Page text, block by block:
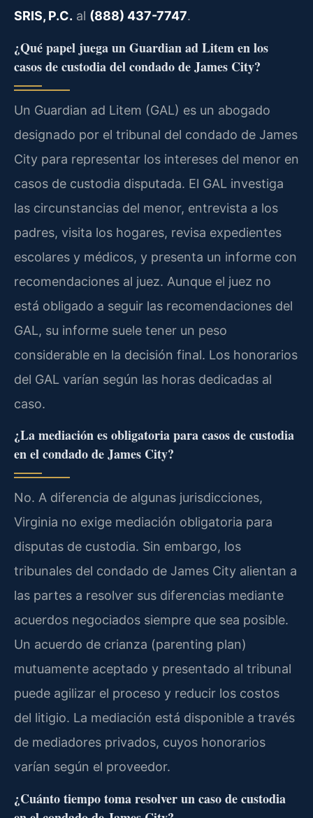
SRIS, P.C. al (888) 437-7747.
¿Qué papel juega un Guardian ad Litem en los
casos de custodia del condado de James City?
Un Guardian ad Litem (GAL) es un abogado
designado por el tribunal del condado de James
City para representar los intereses del menor en
casos de custodia disputada. El GAL investiga
las circunstancias del menor, entrevista a los
padres, visita los hogares, revisa expedientes
escolares y médicos, y presenta un informe con
recomendaciones al juez. Aunque el juez no
está obligado a seguir las recomendaciones del
GAL, su informe suele tener un peso
considerable en la decisión final. Los honorarios
del GAL varían según las horas dedicadas al
caso.
¿La mediación es obligatoria para casos de custodia
en el condado de James City?
No. A diferencia de algunas jurisdicciones,
Virginia no exige mediación obligatoria para
disputas de custodia. Sin embargo, los
tribunales del condado de James City alientan a
las partes a resolver sus diferencias mediante
acuerdos negociados siempre que sea posible.
Un acuerdo de crianza (parenting plan)
mutuamente aceptado y presentado al tribunal
puede agilizar el proceso y reducir los costos
del litigio. La mediación está disponible a través
de mediadores privados, cuyos honorarios
varían según el proveedor.
¿Cuánto tiempo toma resolver un caso de custodia